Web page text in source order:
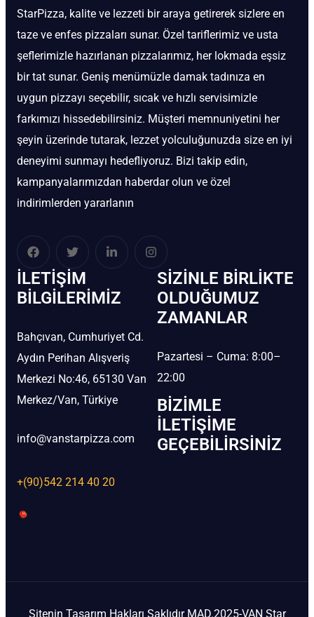
StarPizza, kalite ve lezzeti bir araya getirerek sizlere en
taze ve enfes pizzaları sunar. Özel tariflerimiz ve usta
şeflerimizle hazırlanan pizzalarımız, her lokmada eşsiz
bir tat sunar. Geniş menümüzle damak tadınıza en
uygun pizzayı seçebilir, sıcak ve hızlı servisimizle
farkımızı hissedebilirsiniz. Müşteri memnuniyetini her
şeyin üzerinde tutarak, lezzet yolculuğunuzda size en iyi
deneyimi sunmayı hedefliyoruz. Bizi takip edin,
kampanyalarımızdan haberdar olun ve özel
indirimlerden yararlanın
İLETIŞIM
BİLGILERIMIZ
Bahçıvan, Cumhuriyet Cd.
Aydın Perihan Alışveriş
Merkezi No:46, 65130 Van
Merkez/Van, Türkiye
info@vanstarpizza.com
+(90)542 214 40 20
SIZINLE BIRLIKTE
OLDUĞUMUZ
ZAMANLAR
Pazartesi – Cuma: 8:00–
22:00
BIZIMLE
İLETIŞIME
GEÇEBILIRSINIZ
Sitenin Tasarım Hakları Saklıdır MAD.2025-VAN Star